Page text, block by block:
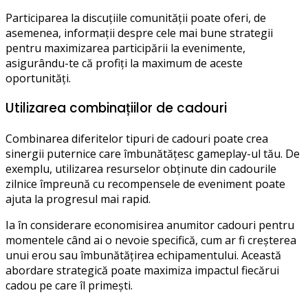
Participarea la discuțiile comunității poate oferi, de
asemenea, informații despre cele mai bune strategii
pentru maximizarea participării la evenimente,
asigurându-te că profiți la maximum de aceste
oportunități.
Utilizarea combinațiilor de cadouri
Combinarea diferitelor tipuri de cadouri poate crea
sinergii puternice care îmbunătățesc gameplay-ul tău. De
exemplu, utilizarea resurselor obținute din cadourile
zilnice împreună cu recompensele de eveniment poate
ajuta la progresul mai rapid.
Ia în considerare economisirea anumitor cadouri pentru
momentele când ai o nevoie specifică, cum ar fi creșterea
unui erou sau îmbunătățirea echipamentului. Această
abordare strategică poate maximiza impactul fiecărui
cadou pe care îl primești.